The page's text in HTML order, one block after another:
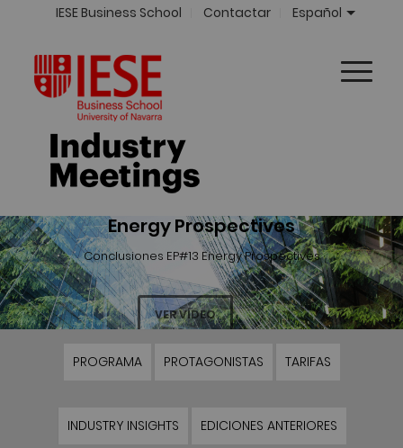
IESE Business School Contactar Español
Energy Prospectives
Conclusiones EP#13 Energy Prospectives
VER VÍDEO
PROGRAMA PROTAGONISTAS TARIFAS
INDUSTRY INSIGHTS EDICIONES ANTERIORES